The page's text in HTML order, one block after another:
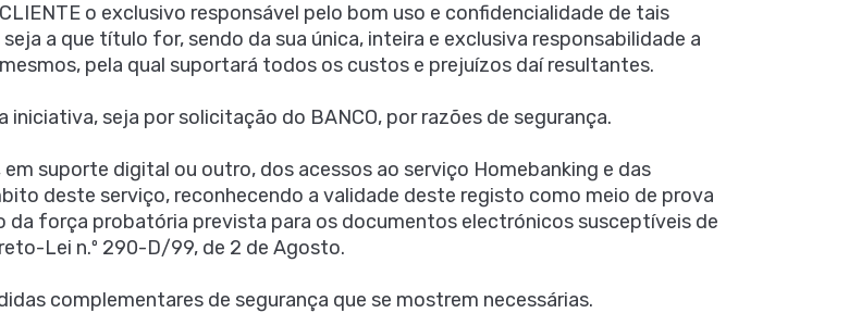
o exclusivo responsável pelo bom uso e confidencialidade de tais
a que título for, sendo da sua única, inteira e exclusiva responsabilidade a
pela qual suportará todos os custos e prejuízos daí resultantes.
iniciativa, seja por solicitação do BANCO, por razões de segurança.
suporte digital ou outro, dos acessos ao serviço Homebanking e das
deste serviço, reconhecendo a validade deste registo como meio de prova
da força probatória prevista para os documentos electrónicos susceptíveis de
Lei n.º 290-D/99, de 2 de Agosto.
complementares de segurança que se mostrem necessárias.